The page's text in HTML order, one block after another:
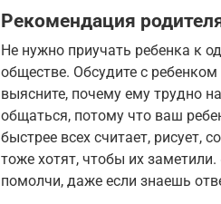
Рекомендация
Не нужно приучать ребенка к
обществе. Обсудите с
выясните, почему ему трудно
общаться, потому что ваш
быстрее всех считает, рисует,
тоже хотят, чтобы их
помолчи, даже если знаешь